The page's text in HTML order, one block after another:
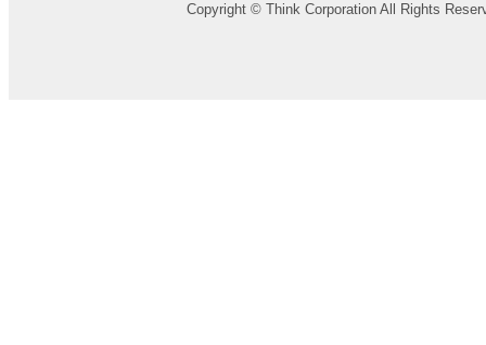
Copyright © Think Corporation All Rights